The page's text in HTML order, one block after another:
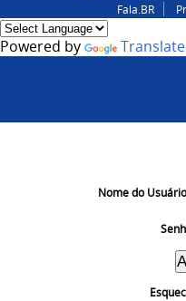
Fala.BR
Powered by Translate
Nome do Usuário